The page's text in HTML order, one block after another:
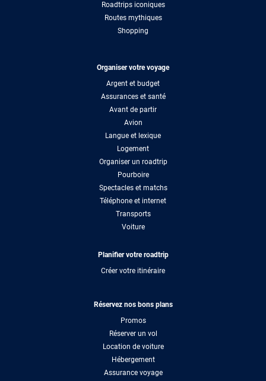
Roadtrips iconiques
Routes mythiques
Shopping
Organiser votre voyage
Argent et budget
Assurances et santé
Avant de partir
Avion
Langue et lexique
Logement
Organiser un roadtrip
Pourboire
Spectacles et matchs
Téléphone et internet
Transports
Voiture
Planifier votre roadtrip
Créer votre itinéraire
Réservez nos bons plans
Promos
Réserver un vol
Location de voiture
Hébergement
Assurance voyage